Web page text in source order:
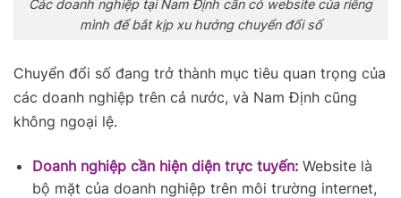
Các doanh nghiệp tại Nam Định cần có website của riêng
mình để bắt kịp xu hướng chuyển đổi số
Chuyển đổi số đang trở thành mục tiêu quan trọng của
các doanh nghiệp trên cả nước, và Nam Định cũng
không ngoại lệ.
Doanh nghiệp cần hiện diện trực tuyến:Website là
bộ mặt của doanh nghiệp trên môi trường internet,